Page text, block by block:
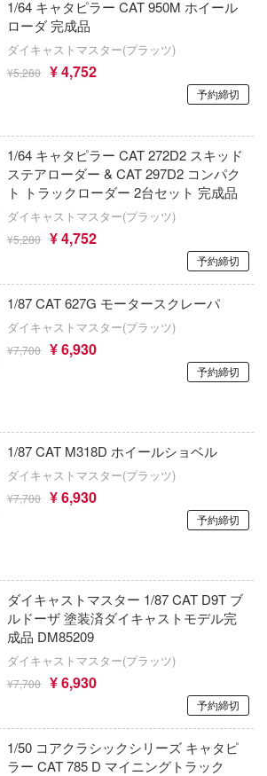
1/64 キャタピラー CAT 950M ホイール
ローダ 完成品
ダイキャストマスター(プラッツ)
¥5,280 ¥ 4,752
予約締切
1/64 キャタピラー CAT 272D2 スキッド
ステアローダー & CAT 297D2 コンパク
ト トラックローダー 2台セット 完成品
ダイキャストマスター(プラッツ)
¥5,280 ¥ 4,752
予約締切
1/87 CAT 627G モータースクレーパ
ダイキャストマスター(プラッツ)
¥7,700 ¥ 6,930
予約締切
1/87 CAT M318D ホイールショベル
ダイキャストマスター(プラッツ)
¥7,700 ¥ 6,930
予約締切
ダイキャストマスター 1/87 CAT D9T ブ
ルドーザ 塗装済ダイキャストモデル完
成品 DM85209
ダイキャストマスター(プラッツ)
¥7,700 ¥ 6,930
予約締切
1/50 コアクラシックシリーズ キャタピ
ラー CAT 785 D マイニングトラック
キャプテン翼
境界戦機
GUILTY GEARシリーズ
強殖装甲ガイバー
銀魂
SSSS.DYNAZENON/GRIDMAN
クラッシャージョウ
クレヨンしんちゃん
黒子のバスケ
薬屋のひとりごと
攻殻機動隊
ゲッターロボ
原神
恋は双子で割り切れない
インフィニモデル(ピットロード)
INART(ユニオンクリエイティブ)
インテリジェントシステムズ(グッドスマ
ンパニー)
イクソ
イェンモデル(ビーバーコーポレーション)
Infinity Studio
インフィニティモデルズ(ビーバーコーポ
インペリアルホビープロダクション(ビー
ーポレーション)
E-Model(プラッツ/童友社)
Eclipse Collectibles
イドラ(ビーバーコーポレーション)
Eclipse Feather
E.Monster
EASTERN EXPRESS(イースタンエクス
EUSUN